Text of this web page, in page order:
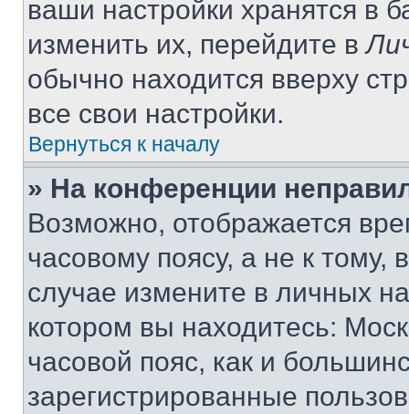
ваши настройки хранятся в
изменить их, перейдите в
обычно находится вверху
все свои настройки.
Вернуться к началу
» На конференции
Возможно, отображается
часовому поясу, а не к тому,
случае измените в личных
котором вы находитесь:
часовой пояс, как и
зарегистрированные